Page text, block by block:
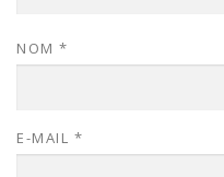
NOM *
E-MAIL *